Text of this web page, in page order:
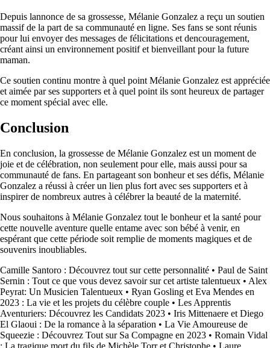
Depuis lannonce de sa grossesse, Mélanie Gonzalez a reçu un soutien
massif de la part de sa communauté en ligne. Ses fans se sont réunis
pour lui envoyer des messages de félicitations et dencouragement,
créant ainsi un environnement positif et bienveillant pour la future
maman.
Ce soutien continu montre à quel point Mélanie Gonzalez est appréciée
et aimée par ses supporters et à quel point ils sont heureux de partager
ce moment spécial avec elle.
Conclusion
En conclusion, la grossesse de Mélanie Gonzalez est un moment de
joie et de célébration, non seulement pour elle, mais aussi pour sa
communauté de fans. En partageant son bonheur et ses défis, Mélanie
Gonzalez a réussi à créer un lien plus fort avec ses supporters et à
inspirer de nombreux autres à célébrer la beauté de la maternité.
Nous souhaitons à Mélanie Gonzalez tout le bonheur et la santé pour
cette nouvelle aventure quelle entame avec son bébé à venir, en
espérant que cette période soit remplie de moments magiques et de
souvenirs inoubliables.
Camille Santoro : Découvrez tout sur cette personnalité • Paul de Saint
Sernin : Tout ce que vous devez savoir sur cet artiste talentueux • Alex
Peyrat: Un Musicien Talentueux • Ryan Gosling et Eva Mendes en
2023 : La vie et les projets du célèbre couple • Les Apprentis
Aventuriers: Découvrez les Candidats 2023 • Iris Mittenaere et Diego
El Glaoui : De la romance à la séparation • La Vie Amoureuse de
Squeezie : Découvrez Tout sur Sa Compagne en 2023 • Romain Vidal
: La tragique mort du fils de Michèle Torr et Christophe • Laure